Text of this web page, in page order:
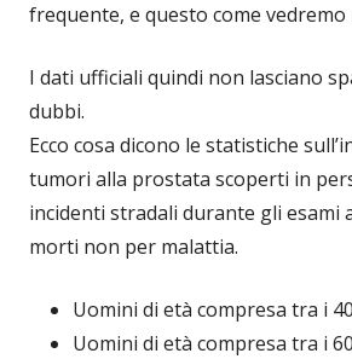
frequente, e questo come
I dati ufficiali quindi non lasciano
dubbi.
Ecco cosa dicono le statistiche
tumori alla prostata scoperti in
incidenti stradali durante gli esami
morti non per malattia.
Uomini di età compresa tra i
Uomini di età compresa tra i